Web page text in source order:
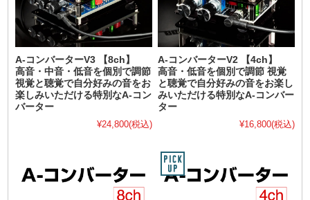
A-コンバーターV3 【8ch】
高音・中音・低音を個別で調節
視覚と聴覚で自分好みの音をお
楽しみいただける特別なA-コン
バーター
¥24,800(税込)
A-コンバーターV2 【4ch】
高音・低音を個別で調節 視覚
と聴覚で自分好みの音をお楽し
みいただける特別なA-コンバー
ター
¥16,800(税込)